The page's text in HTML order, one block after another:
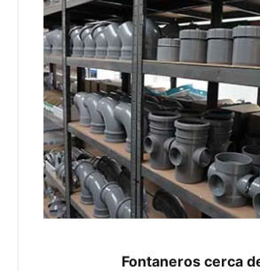
Fontaneros cerca